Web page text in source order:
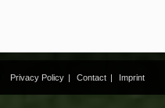
Privacy Policy | Contact | Imprint